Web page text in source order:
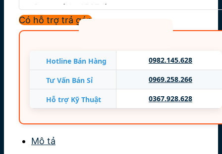
Dung tích: 1507 lít
Công suất: 1080 W – 1190 W
Nhập khẩu: MALAYSIA
Bảo hành 12 tháng
Có hỗ trợ trả góp
Hotline Bán Hàng 0982.145.628
Tư Vấn Bán Sỉ 0969.258.266
Hỗ trợ Kỹ Thuật 0367.928.628
Mô tả